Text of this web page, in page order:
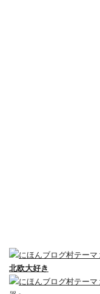
北欧大好き